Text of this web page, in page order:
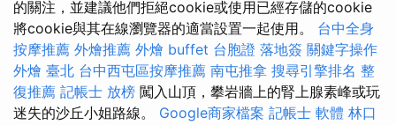
的關注，並建議他們拒絕cookie或使用已經存儲的cookie
將cookie與其在線瀏覽器的適當設置一起使用。 台中全身
按摩推薦 外燴推薦 外燴 buffet 台胞證 落地簽 關鍵字操作
外燴 臺北 台中西屯區按摩推薦 南屯推拿 搜尋引擎排名 整
復推薦 記帳士 放榜 闖入山頂，攀岩牆上的腎上腺素峰或玩
迷失的沙丘小姐路線。 Google商家檔案 記帳士 軟體 林口